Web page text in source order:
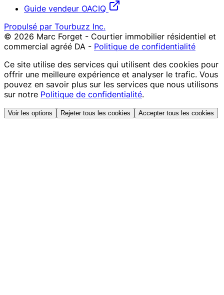
Guide vendeur OACIQ
Propulsé par Tourbuzz Inc.
© 2026 Marc Forget - Courtier immobilier résidentiel et
commercial agréé DA - Politique de confidentialité
Ce site utilise des services qui utilisent des cookies pour
offrir une meilleure expérience et analyser le trafic. Vous
pouvez en savoir plus sur les services que nous utilisons
sur notre Politique de confidentialité.
Voir les options Rejeter tous les cookies Accepter tous les cookies